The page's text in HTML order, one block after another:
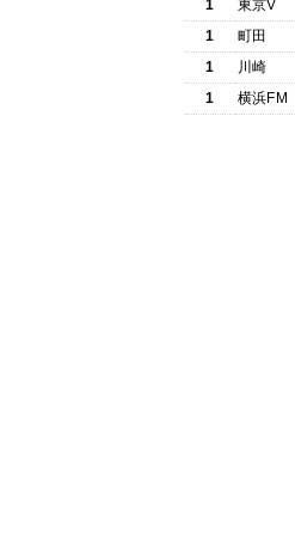
1
東京V
1
町田
1
川崎
1
横浜FM